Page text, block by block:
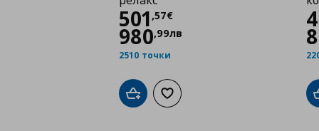
501,57€
Цена
980,99лв
2510 точки
Добави в кошницата
Добави към списъка с любими